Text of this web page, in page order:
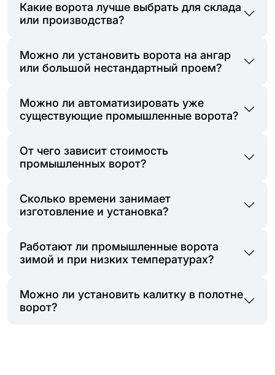
Какие ворота лучше выбрать для склада
или производства?
Можно ли установить ворота на ангар
или большой нестандартный проем?
Можно ли автоматизировать уже
существующие промышленные ворота?
От чего зависит стоимость
промышленных ворот?
Сколько времени занимает
изготовление и установка?
Работают ли промышленные ворота
зимой и при низких температурах?
Можно ли установить калитку в полотне
ворот?